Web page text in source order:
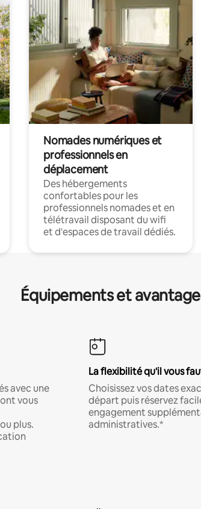
Nomades numériques et
professionnels en
déplacement
Des hébergements
confortables pour les
professionnels nomades et en
télétravail disposant du wifi
et d'espaces de travail dédiés.
Équipements et
avec une
vous
plus.
La flexibilité qu'il vous
Choisissez vos dates
départ puis réservez
engagement
administratives.*